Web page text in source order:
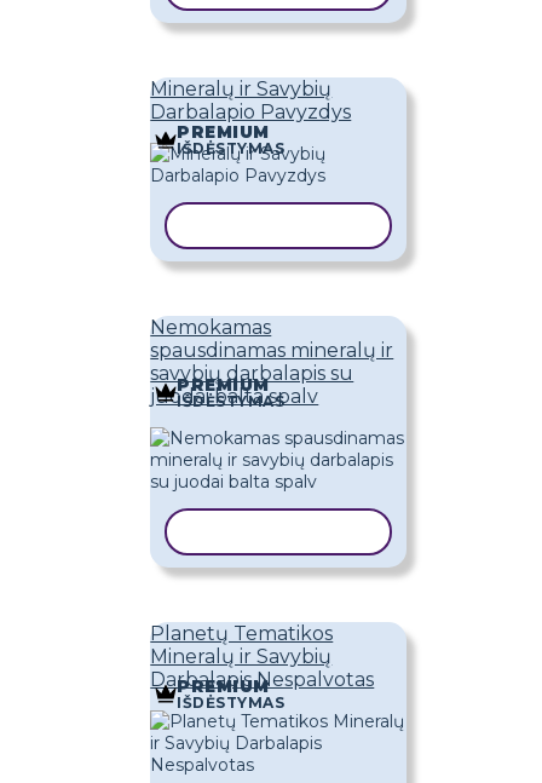
Mineralų ir Savybių
Darbalapio Pavyzdys
PREMIUM
IŠDĖSTYMAS
Nemokamas
spausdinamas mineralų ir
savybių darbalapis su
juodai balta spalv
PREMIUM
IŠDĖSTYMAS
Planetų Tematikos
Mineralų ir Savybių
Darbalapis Nespalvotas
PREMIUM
IŠDĖSTYMAS